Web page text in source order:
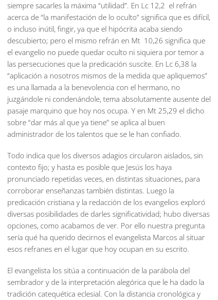
siempre sacarles la máxima “utilidad”. En Lc 12,2 el refrán
acerca de “la manifestación de lo oculto” significa que es difícil,
o incluso inútil, fingir, ya que el hipócrita acaba siendo
descubierto; pero el mismo refrán en Mt 10,26 significa que
el evangelio no puede quedar oculto ni siquiera por temor a
las persecuciones que la predicación suscite. En Lc 6,38 la
“aplicación a nosotros mismos de la medida que apliquemos”
es una llamada a la benevolencia con el hermano, no
juzgándole ni condenándole, tema absolutamente ausente del
pasaje marquino que hoy nos ocupa. Y en Mt 25,29 el dicho
sobre “dar más al que ya tiene” se aplica al buen
administrador de los talentos que se le han confiado.
Todo indica que los diversos adagios circularon aislados, sin
contexto fijo; y hasta es posible que Jesús los haya
pronunciado repetidas veces, en distintas situaciones, para
corroborar enseñanzas también distintas. Luego la
predicación cristiana y la redacción de los evangelios exploró
diversas posibilidades de darles significatividad; hubo diversas
opciones, como acabamos de ver. Por ello nuestra pregunta
sería qué ha querido decirnos el evangelista Marcos al situar
esos refranes en el lugar que hoy ocupan en su escrito.
El evangelista los sitúa a continuación de la parábola del
sembrador y de la interpretación alegórica que le ha dado la
tradición catequética eclesial. Con la distancia cronológica y